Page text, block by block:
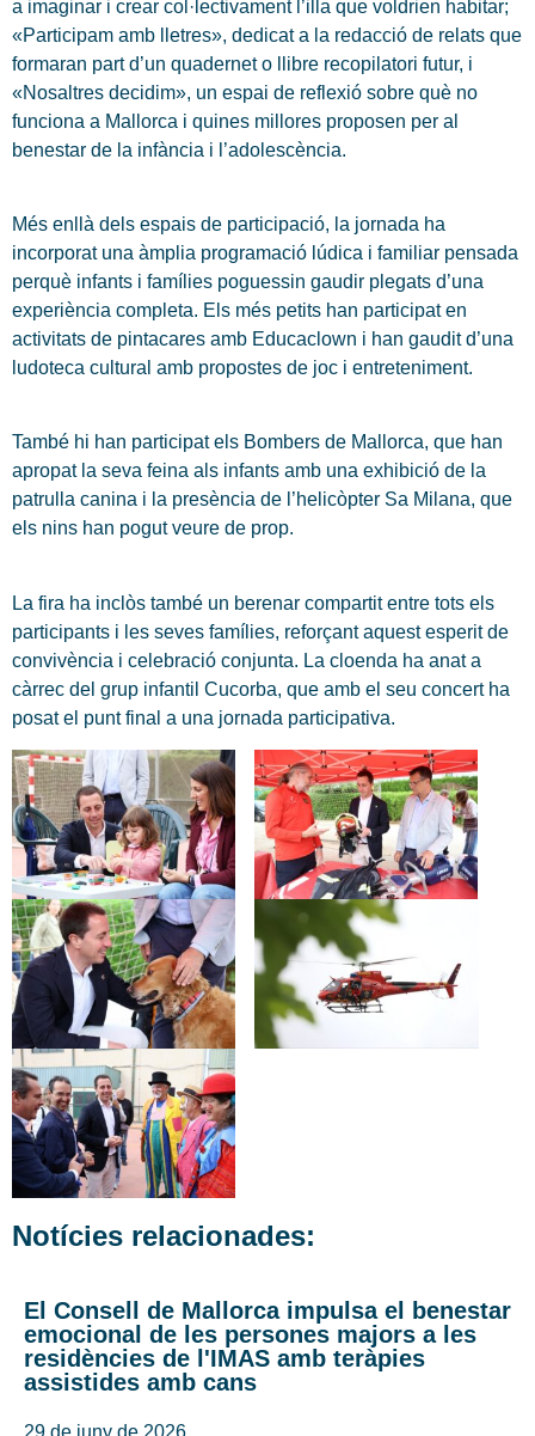
a imaginar i crear col·lectivament l’illa que voldrien habitar;
«Participam amb lletres», dedicat a la redacció de relats que
formaran part d’un quadernet o llibre recopilatori futur, i
«Nosaltres decidim», un espai de reflexió sobre què no
funciona a Mallorca i quines millores proposen per al
benestar de la infància i l’adolescència.
Més enllà dels espais de participació, la jornada ha
incorporat una àmplia programació lúdica i familiar pensada
perquè infants i famílies poguessin gaudir plegats d’una
experiència completa. Els més petits han participat en
activitats de pintacares amb Educaclown i han gaudit d’una
ludoteca cultural amb propostes de joc i entreteniment.
També hi han participat els Bombers de Mallorca, que han
apropat la seva feina als infants amb una exhibició de la
patrulla canina i la presència de l’helicòpter Sa Milana, que
els nins han pogut veure de prop.
La fira ha inclòs també un berenar compartit entre tots els
participants i les seves famílies, reforçant aquest esperit de
convivència i celebració conjunta. La cloenda ha anat a
càrrec del grup infantil Cucorba, que amb el seu concert ha
posat el punt final a una jornada participativa.
Notícies relacionades:
El Consell de Mallorca impulsa el benestar
emocional de les persones majors a les
residències de l'IMAS amb teràpies
assistides amb cans
29 de juny de 2026